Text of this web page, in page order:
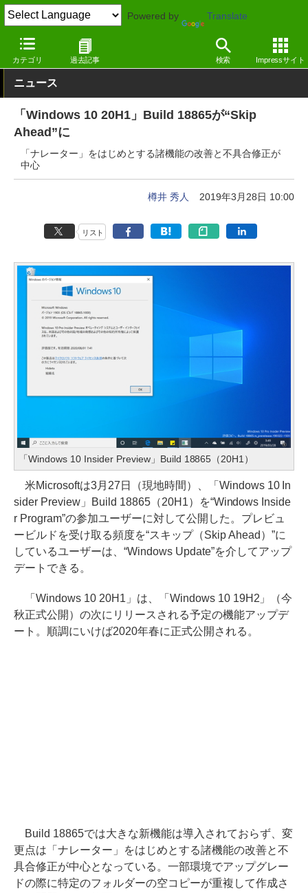
Powered by Translate
カテゴリ 過去記事 検索 Impressサイト
窓の杜 システム・ファイル Windows
ニュース
「Windows 10 20H1」Build 18865が“Skip
Ahead”に
「ナレーター」をはじめとする諸機能の改善と不具合修正が
中心
樽井 秀人 2019年3月28日 10:00
リスト
「Windows 10 Insider Preview」Build 18865（20H1）
米Microsoftは3月27日（現地時間）、「Windows 10 In
sider Preview」Build 18865（20H1）を“Windows Inside
r Program”の参加ユーザーに対して公開した。プレビュ
ービルドを受け取る頻度を“スキップ（Skip Ahead）”に
しているユーザーは、“Windows Update”を介してアップ
デートできる。
「Windows 10 20H1」は、「Windows 10 19H2」（今
秋正式公開）の次にリリースされる予定の機能アップデ
ート。順調にいけば2020年春に正式公開される。
Build 18865では大きな新機能は導入されておらず、変
更点は「ナレーター」をはじめとする諸機能の改善と不
具合修正が中心となっている。一部環境でアップグレー
ドの際に特定のフォルダーの空コピーが重複して作成さ